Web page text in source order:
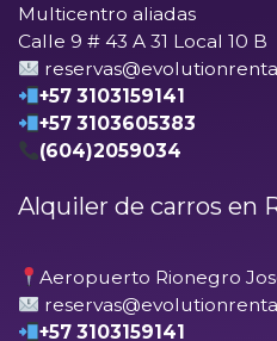
Multicentro aliadas
Calle 9 # 43 A 31 Local 10 B
+57 3103159141
+57 3103605383
(604)2059034
Alquiler de carros en
Aeropuerto Rionegro
+57 3103159141